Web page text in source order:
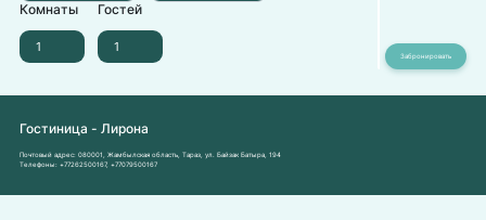
Комнаты Гостей
Гостиница - Лирона
Почтовый адрес: 080001, Жамбылская область, Тараз, ул. Байзак Батыра, 194
Телефоны: +77262500167, +77079500167